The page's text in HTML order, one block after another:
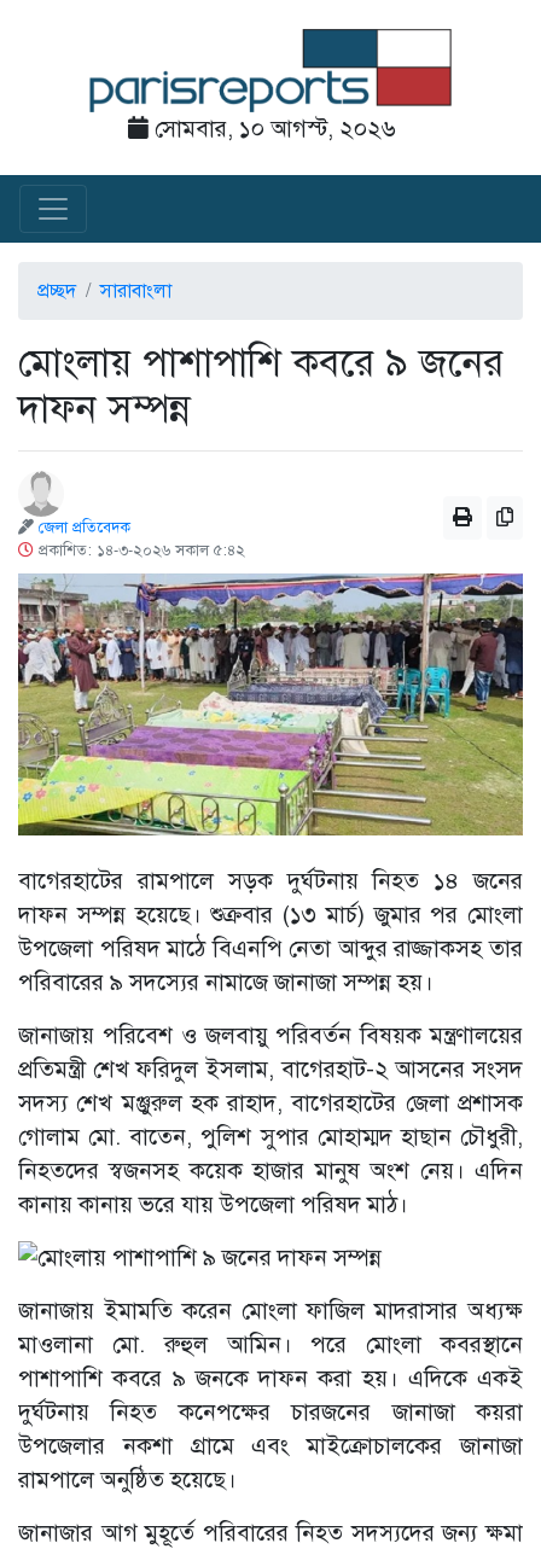
সোমবার, ১০ আগস্ট, ২০২৬
প্রচ্ছদ সারাবাংলা
মোংলায় পাশাপাশি কবরে ৯ জনের
দাফন সম্পন্ন
জেলা প্রতিবেদক
প্রকাশিত: ১৪-৩-২০২৬ সকাল ৫:৪২
বাগেরহাটের রামপালে সড়ক দুর্ঘটনায় নিহত ১৪ জনের
দাফন সম্পন্ন হয়েছে। শুক্রবার (১৩ মার্চ) জুমার পর মোংলা
উপজেলা পরিষদ মাঠে বিএনপি নেতা আব্দুর রাজ্জাকসহ তার
পরিবারের ৯ সদস্যের নামাজে জানাজা সম্পন্ন হয়।
জানাজায় পরিবেশ ও জলবায়ু পরিবর্তন বিষয়ক মন্ত্রণালয়ের
প্রতিমন্ত্রী শেখ ফরিদুল ইসলাম, বাগেরহাট-২ আসনের সংসদ
সদস্য শেখ মঞ্জুরুল হক রাহাদ, বাগেরহাটের জেলা প্রশাসক
গোলাম মো. বাতেন, পুলিশ সুপার মোহাম্মদ হাছান চৌধুরী,
নিহতদের স্বজনসহ কয়েক হাজার মানুষ অংশ নেয়। এদিন
কানায় কানায় ভরে যায় উপজেলা পরিষদ মাঠ।
জানাজায় ইমামতি করেন মোংলা ফাজিল মাদরাসার অধ্যক্ষ
মাওলানা মো. রুহুল আমিন। পরে মোংলা কবরস্থানে
পাশাপাশি কবরে ৯ জনকে দাফন করা হয়। এদিকে একই
দুর্ঘটনায় নিহত কনেপক্ষের চারজনের জানাজা কয়রা
উপজেলার নকশা গ্রামে এবং মাইক্রোচালকের জানাজা
রামপালে অনুষ্ঠিত হয়েছে।
জানাজার আগ মুহূর্তে পরিবারের নিহত সদস্যদের জন্য ক্ষমা